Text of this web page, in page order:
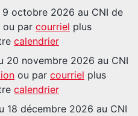
9 octobre 2026 au CNI de
ou par courriel plus
calendrier
20 novembre 2026 au CNI
ou par courriel plus
calendrier
18 décembre 2026 au CNI